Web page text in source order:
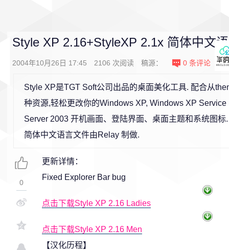
Style XP 2.16+StyleXP 2.1x 简体中文
2004年10月26日 17:45 2106 次阅读 稿源： 0 条评论
Style XP是TGT Soft公司出品的桌面美化工具. 配合从
种资源,轻松更改你的Windows XP, Windows XP Service
Server 2003 开机画面、登陆界面、桌面主题和系统图标.
简体中文语言文件由Relay 制做.
更新详情：
Fixed Explorer Bar bug
点击下载Style XP 2.16 Ladies
点击下载Style XP 2.16 Men
【汉化历程】
0